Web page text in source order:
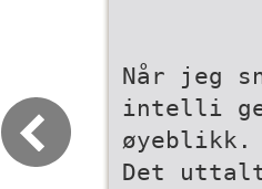
Når jeg
intelli­
øyeblikk.
Det